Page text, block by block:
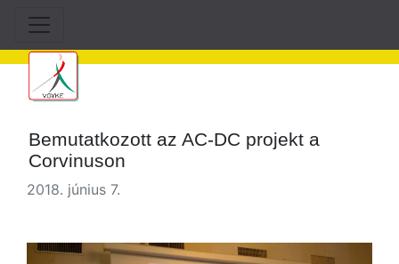
Bemutatkozott az AC-DC projekt a
Corvinuson
2018. június 7.